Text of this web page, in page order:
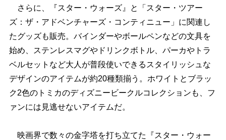
さらに、『スター・ウォーズ』と「スター・ツアー
ズ：ザ・アドベンチャーズ・コンティニュー」に関連し
たグッズも販売。バインダーやボールペンなどの文具を
始め、ステンレスマグやドリンクボトル、パーカやトラ
ベルセットなど大人が普段使いできるスタイリッシュな
デザインのアイテムが約20種類揃う。ホワイトとブラッ
ク2色のトミカのディズニービークルコレクションも、フ
ァンには見逃せないアイテムだ。
映画界で数々の金字塔を打ち立てた『スター・ウォー